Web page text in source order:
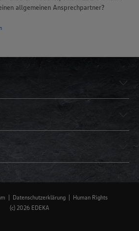
allgemeinen Ansprechpartner?
Datenschutzerklärung
Human Rights
(c) 2026 EDEKA